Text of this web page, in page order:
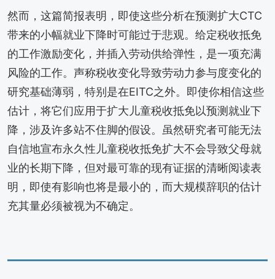
然而，这篇简报表明，即使这些分析在预测扩大CTC
带来的小幅就业下降时可能过于悲观。给定税收抵免
的工作激励变化，并插入劳动供给弹性，是一项充满
风险的工作。声称税收变化导致劳动力参与度变化的
研究基础薄弱，特别是在EITC之外。即使你相信这些
估计，将它们应用于扩大儿童税收抵免以预测就业下
降，涉及许多站不住脚的假设。虽然研究者可能无法
自信地宣布永久性儿童税收抵免扩大不会导致父母就
业的长期下降，但对最可靠的现有证据的清晰阅读表
明，即使有影响也将是最小的，而大规模辞职的估计
充其量必须被视为不确定。